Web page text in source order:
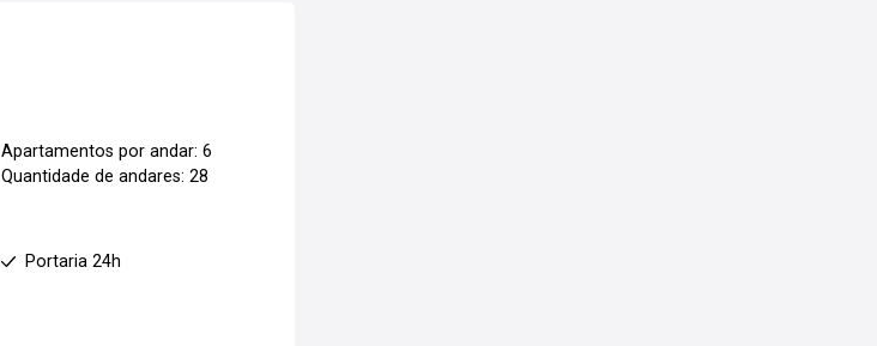
Apartamentos por andar: 6
Quantidade de andares: 28
Portaria 24h